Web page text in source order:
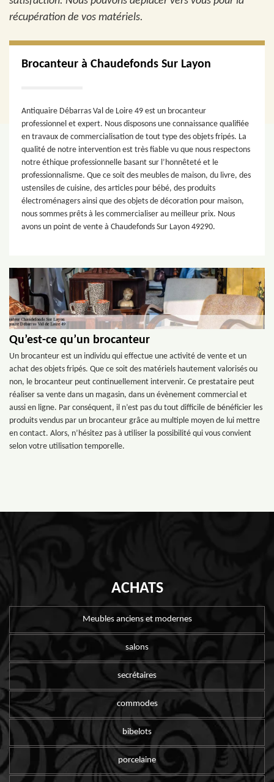
récupération de vos matériels.
Brocanteur à Chaudefonds Sur Layon
Antiquaire Débarras Val de Loire 49 est un brocanteur
professionnel et expert. Nous disposons une connaissance qualifiée
en travaux de commercialisation de tout type des objets fripés. La
qualité de notre intervention est très fiable vu que nous respectons
notre éthique professionnelle basant sur l’honnêteté et le
professionnalisme. Que ce soit des meubles de maison, du livre, des
ustensiles de cuisine, des articles pour bébé, des produits
électroménagers ainsi que des objets de décoration pour maison,
nous sommes prêts à les commercialiser au meilleur prix. Nous
avons un point de vente à Chaudefonds Sur Layon 49290.
Qu’est-ce qu’un brocanteur
Un brocanteur est un individu qui effectue une activité de vente et un
achat des objets fripés. Que ce soit des matériels hautement valorisés ou
non, le brocanteur peut continuellement intervenir. Ce prestataire peut
réaliser sa vente dans un magasin, dans un évènement commercial et
aussi en ligne. Par conséquent, il n’est pas du tout difficile de bénéficier les
produits vendus par un brocanteur grâce au multiple moyen de lui mettre
en contact. Alors, n’hésitez pas à utiliser la possibilité qui vous convient
selon votre utilisation temporelle.
ACHATS
Meubles anciens et modernes
salons
secrétaires
commodes
bibelots
porcelaine